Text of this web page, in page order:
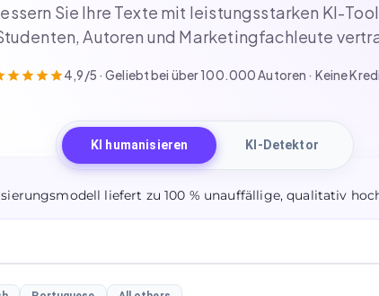
Sie Ihre Texte mit leistungsstarken KI-
Autoren und Marketingfachleute
4,9/5 · Geliebt bei über 100.000 Autoren · Keine
KI humanisieren KI-Detektor
liefert zu 100 % unauffällige, qualitativ